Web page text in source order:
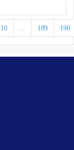
10 ... 189 190